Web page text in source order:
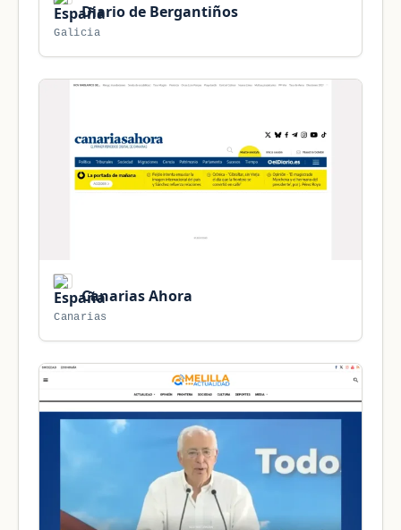
Diario de Bergantiños
Galicia
Canarias Ahora
Canarias